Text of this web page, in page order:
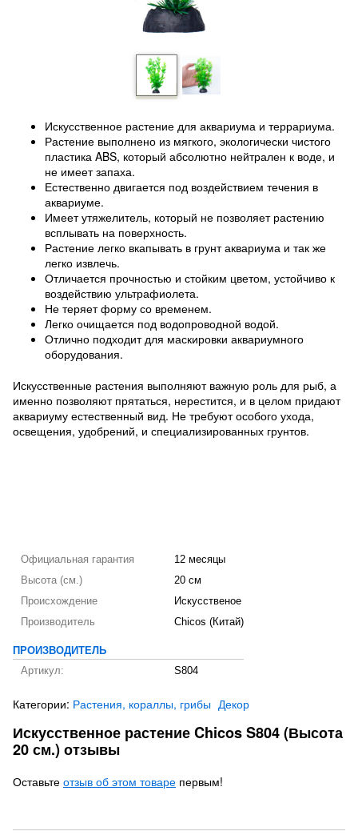
Искусственное растение для аквариума и террариума.
Растение выполнено из мягкого, экологически чистого
пластика ABS, который абсолютно нейтрален к воде, и
не имеет запаха.
Естественно двигается под воздействием течения в
аквариуме.
Имеет утяжелитель, который не позволяет растению
всплывать на поверхность.
Растение легко вкапывать в грунт аквариума и так же
легко извлечь.
Отличается прочностью и стойким цветом, устойчиво к
воздействию ультрафиолета.
Не теряет форму со временем.
Легко очищается под водопроводной водой.
Отлично подходит для маскировки аквариумного
оборудования.
Искусственные растения выполняют важную роль для рыб, а
именно позволяют прятаться, нерестится, и в целом придают
аквариуму естественный вид. Не требуют особого ухода,
освещения, удобрений, и специализированных грунтов.
Официальная гарантия
12 месяцы
Высота (см.)
20 см
Происхождение
Искусственое
Производитель
Chicos (Китай)
ПРОИЗВОДИТЕЛЬ
Артикул:
S804
Категории: Растения, кораллы, грибы Декор
Искусственное растение Chicos S804 (Высота
20 см.) отзывы
Оставьте отзыв об этом товаре первым!